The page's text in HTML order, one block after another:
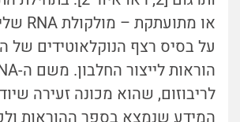
לריבוזום, שהוא מכונה זעירה